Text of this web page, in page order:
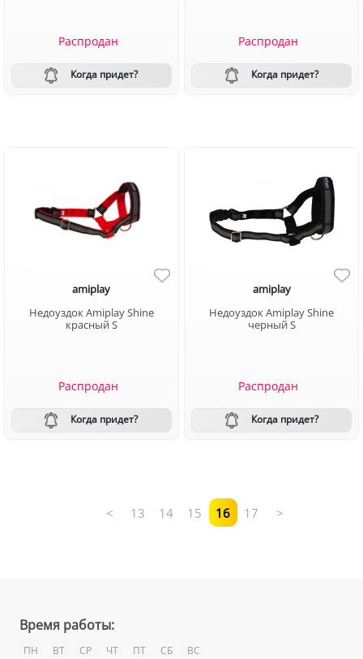
Распродан
Когда придет?
Распродан
Когда придет?
amiplay
Недоуздок Amiplay Shine
красный S
Распродан
Когда придет?
amiplay
Недоуздок Amiplay Shine
черный S
Распродан
Когда придет?
< 13 14 15 16 17 >
Время работы:
ПН ВТ СР ЧТ ПТ СБ ВС